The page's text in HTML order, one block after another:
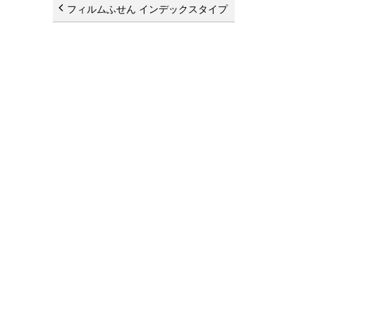
フィルムふせん インデックスタイプ